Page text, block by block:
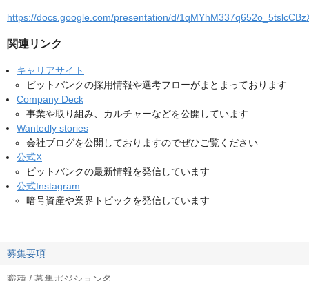
https://docs.google.com/presentation/d/
関連リンク
キャリアサイト
ビットバンクの採用情報や選考フローがまとまっております
Company Deck
事業や取り組み、カルチャーなどを公開しています
Wantedly stories
会社ブログを公開しておりますのでぜひご覧ください
公式X
ビットバンクの最新情報を発信しています
公式Instagram
暗号資産や業界トピックを発信しています
募集要項